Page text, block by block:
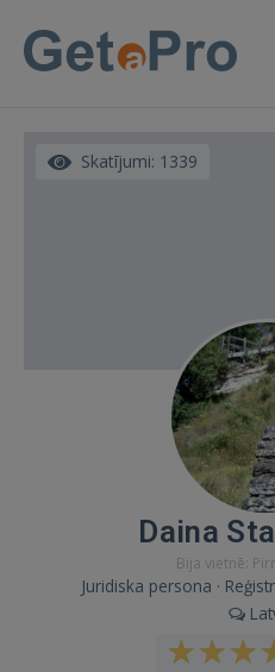
Skatījumi: 1339
Daina
Bija vietnē:
Juridiska persona ·